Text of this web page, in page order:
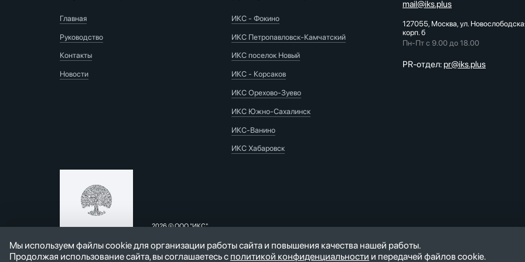
Главная
Руководство
Контакты
Новости
ИКС - Фокино
ИКС Петропавловск-Камчатский
ИКС поселок Новый
ИКС - Корсаков
ИКС Орехово-Зуево
ИКС Южно-Сахалинск
ИКС-Ванино
ИКС Хабаровск
mail@iks.plus
127055, Москва, ул.
корп. б
Пн-Пт с 9.00 до 18.00
PR-отдел:pr@iks.plus
2026 © ООО "ИКС"
коммунальные системы
Политика конфиденциальности
Оставить
заявку
Мы используем файлы cookie для организации работы сайта и повышения качества нашей работы.
Продолжая использование сайта, вы соглашаетесь с политикой конфиденциальности и передачей файлов cookie.